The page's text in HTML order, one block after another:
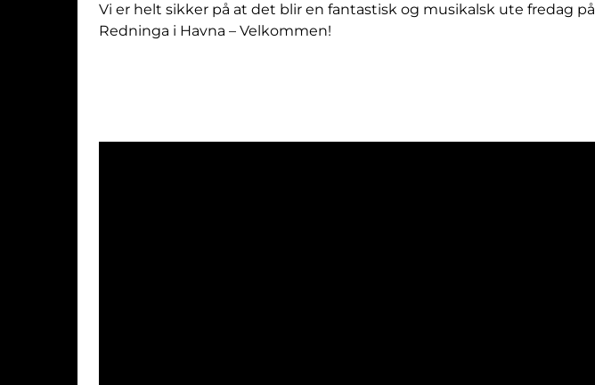
Vi er helt sikker på at det blir en fantastisk og musikalsk ute fredag på
Redninga i Havna – Velkommen!